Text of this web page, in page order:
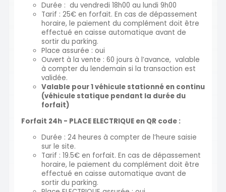
Durée : du vendredi 18h00 au lundi 9h00
Tarif : 25€ en forfait. En cas de dépassement
horaire, le paiement du complément doit être
effectué en caisse automatique avant de
sortir du parking.
Place assurée : oui
Ouvert à la vente : 60 jours à l’avance, valable
à compter du lendemain si la transaction est
validée.
Valable pour 1 véhicule stationné en continu
(véhicule statique pendant la durée du
forfait)
Forfait 24h - PLACE ELECTRIQUE en QR code :
Durée : 24 heures à compter de l’heure saisie
sur le site.
Tarif : 19.5€ en forfait. En cas de dépassement
horaire, le paiement du complément doit être
effectué en caisse automatique avant de
sortir du parking.